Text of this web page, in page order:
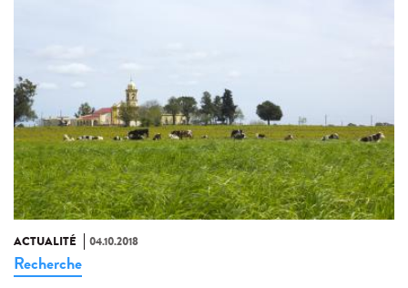
ACTUALITÉ 04.10.2018
Recherche